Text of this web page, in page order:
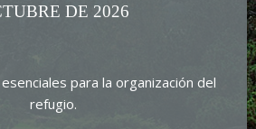
DE 2026
para la organización del
refugio.